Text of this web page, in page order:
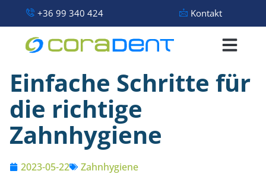
+36 99 340 424 Kontakt
Einfache Schritte für
die richtige
Zahnhygiene
2023-05-22 Zahnhygiene